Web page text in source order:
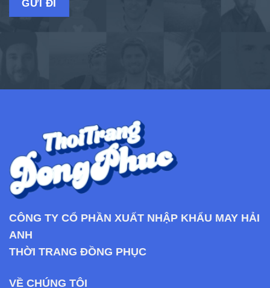
CÔNG TY CỔ PHẦN XUẤT NHẬP KHẨU MAY HẢI
ANH
THỜI TRANG ĐỒNG PHỤC
VỀ CHÚNG TÔI